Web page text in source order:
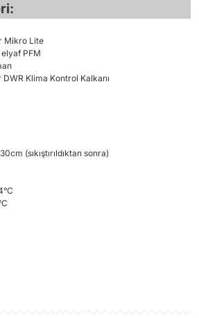
Mikro Lite
elyaf PFM
Klima Kontrol Kalkanı
(sıkıştırıldıktan sonra)